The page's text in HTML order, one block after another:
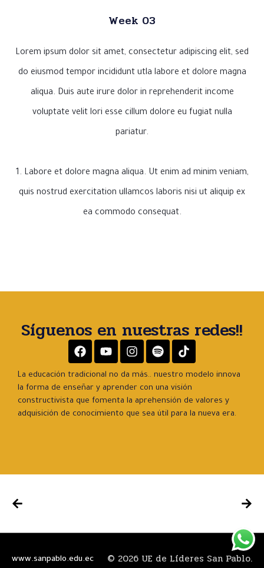
Week 03
Lorem ipsum dolor sit amet, consectetur adipiscing elit, sed
do eiusmod tempor incididunt utla labore et dolore magna
aliqua. Duis aute irure dolor in reprehenderit income
voluptate velit lori esse cillum dolore eu fugiat nulla
pariatur.
1. Labore et dolore magna aliqua. Ut enim ad minim veniam,
quis nostrud exercitation ullamcos laboris nisi ut aliquip ex
ea commodo consequat.
Síguenos en nuestras redes!!
La educación tradicional no da más.. nuestro modelo innova
la forma de enseñar y aprender con una visión
constructivista que fomenta la aprehensión de valores y
adquisición de conocimiento que sea útil para la nueva era.
www.sanpablo.edu.ec © 2026 UE de Líderes San Pablo.